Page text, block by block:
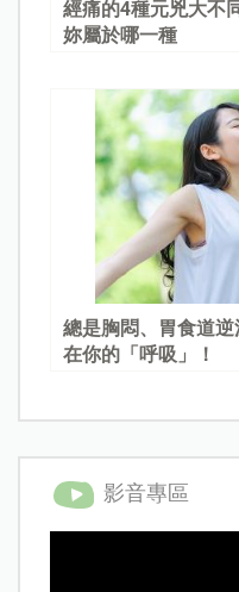
經痛的4種元兇大不
妳屬於哪一種
總是胸悶、胃食道
在你的「呼吸」！
影音專區